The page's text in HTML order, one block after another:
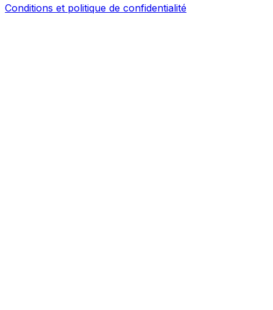
Conditions et politique de confidentialité